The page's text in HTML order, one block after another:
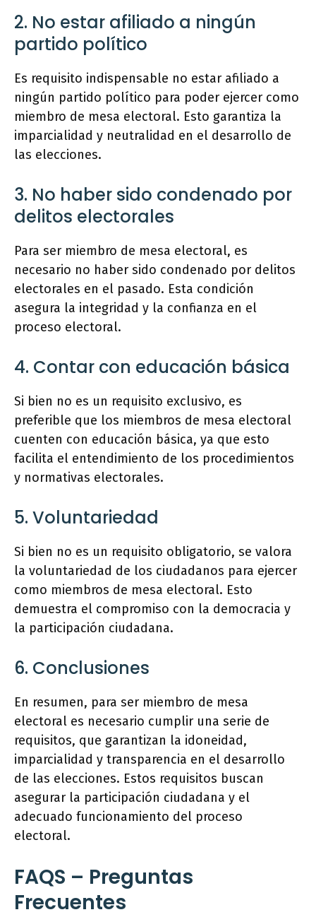
2. No estar afiliado a ningún
partido político
Es requisito indispensable no estar afiliado a
ningún partido político para poder ejercer como
miembro de mesa electoral. Esto garantiza la
imparcialidad y neutralidad en el desarrollo de
las elecciones.
3. No haber sido condenado por
delitos electorales
Para ser miembro de mesa electoral, es
necesario no haber sido condenado por delitos
electorales en el pasado. Esta condición
asegura la integridad y la confianza en el
proceso electoral.
4. Contar con educación básica
Si bien no es un requisito exclusivo, es
preferible que los miembros de mesa electoral
cuenten con educación básica, ya que esto
facilita el entendimiento de los procedimientos
y normativas electorales.
5. Voluntariedad
Si bien no es un requisito obligatorio, se valora
la voluntariedad de los ciudadanos para ejercer
como miembros de mesa electoral. Esto
demuestra el compromiso con la democracia y
la participación ciudadana.
6. Conclusiones
En resumen, para ser miembro de mesa
electoral es necesario cumplir una serie de
requisitos, que garantizan la idoneidad,
imparcialidad y transparencia en el desarrollo
de las elecciones. Estos requisitos buscan
asegurar la participación ciudadana y el
adecuado funcionamiento del proceso
electoral.
FAQS – Preguntas
Frecuentes